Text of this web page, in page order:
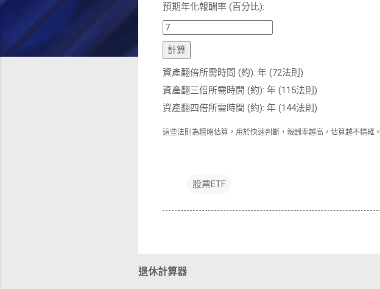
預期年化報酬率 (百分比):
計算
資產翻倍所需時間 (約): 年 (72法則)
資產翻三倍所需時間 (約): 年 (115法則)
資產翻四倍所需時間 (約): 年 (144法則)
這些法則為粗略估算，用於快速判斷，報酬率越高，估算越不精確。
股票ETF
退休計算器